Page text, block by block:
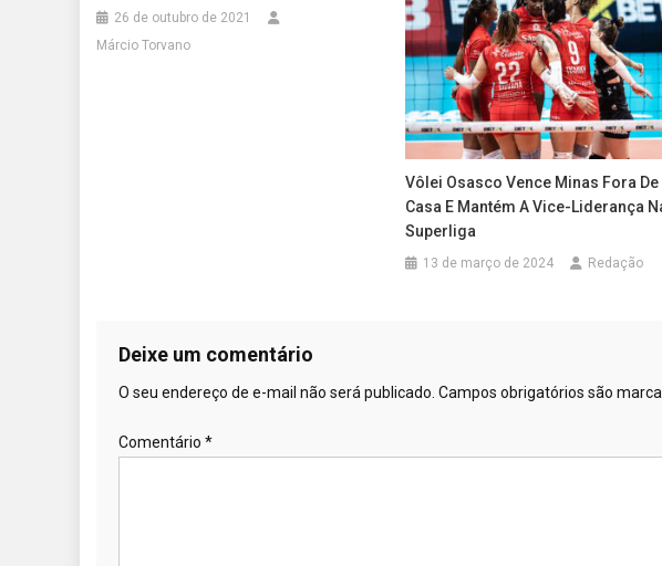
26 de outubro de 2021
Márcio Torvano
Vôlei Osasco Vence Minas Fora De
Casa E Mantém A Vice-Liderança
Superliga
13 de março de 2024 Redação
Deixe um comentário
O seu endereço de e-mail não será publicado. Campos obrigatórios são
Comentário *